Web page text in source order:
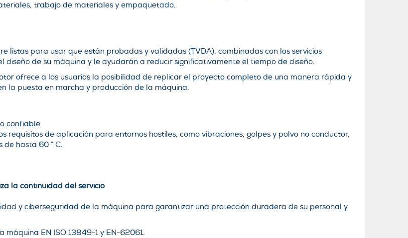
trabajo de materiales y empaquetado.
listas para usar que están probadas y validadas (TVDA), combinadas con los servicios
de su máquina y le ayudarán a reducir significativamente el tiempo de diseño.
ofrece a los usuarios la posibilidad de replicar el proyecto completo de una manera rápida y
la puesta en marcha y producción de la máquina.
confiable
de aplicación para entornos hostiles, como vibraciones, golpes y polvo no conductor,
hasta 60 ° C.
la continuidad del servicio
y ciberseguridad de la máquina para garantizar una protección duradera de su personal y
EN ISO 13849-1 y EN-62061.